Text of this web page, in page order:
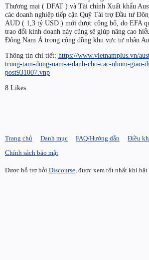
Thương mại ( DFAT ) và Tài chính Xuất khẩu
các doanh nghiệp tiếp cận Quỹ Tài trợ Đầu tư
AUD ( 1,3 tỷ USD ) mới được công bố, do EFA
trao đổi kinh doanh này cũng sẽ giúp nâng cao
Đông Nam Á trong cộng đồng khu vực tư nhân
Thông tin chi tiết: https://www.vietnamplus.vn/
trung-tam-dong-nam-a-danh-cho-cac-nhom-giao-
post931007.vnp
8 Likes
Trang chủ Danh mục FAQ/Hướng dẫn
Điều
Chính sách bảo mật
Được hỗ trợ bởi Discourse, được xem tốt nhất khi bật